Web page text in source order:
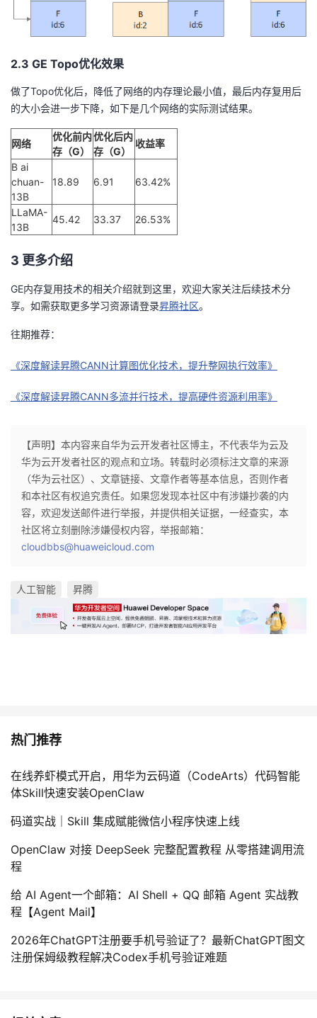
2.3 GE Topo优化效果
做了Topo优化后，降低了网络的内存理论最小值，最后内存复用后
的大小会进一步下降，如下是几个网络的实际测试结果。
网络
优化前内
存（G）
优化后内
存（G）
收益率
B ai
chuan-
13B
18.89 6.91 63.42%
LLaMA-
13B
45.42 33.37 26.53%
3 更多介绍
GE内存复用技术的相关介绍就到这里，欢迎大家关注后续技术分
享。如需获取更多学习资源请登录昇腾社区。
往期推荐：
《深度解读昇腾CANN计算图优化技术，提升整网执行效率》
《深度解读昇腾CANN多流并行技术，提高硬件资源利用率》
【声明】本内容来自华为云开发者社区博主，不代表华为云及
华为云开发者社区的观点和立场。转载时必须标注文章的来源
（华为云社区）、文章链接、文章作者等基本信息，否则作者
和本社区有权追究责任。如果您发现本社区中有涉嫌抄袭的内
容，欢迎发送邮件进行举报，并提供相关证据，一经查实，本
社区将立刻删除涉嫌侵权内容，举报邮箱：
cloudbbs@huaweicloud.com
人工智能 昇腾
热门推荐
在线养虾模式开启，用华为云码道（CodeArts）代码智能
体Skill快速安装OpenClaw
码道实战｜Skill 集成赋能微信小程序快速上线
OpenClaw 对接 DeepSeek 完整配置教程 从零搭建调用流
程
给 AI Agent一个邮箱：AI Shell + QQ 邮箱 Agent 实战教
程【Agent Mail】
2026年ChatGPT注册要手机号验证了？最新ChatGPT图文
注册保姆级教程解决Codex手机号验证难题